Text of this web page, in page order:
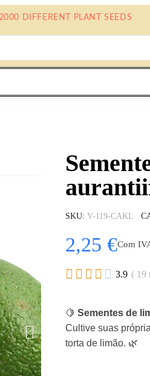
DIFFERENT PLANT SEEDS
SKU V-119-CAKL
2,25 €Com
     3.9 ( 19
🍋 Sementes de
Cultive suas
torta de limão. 🌿